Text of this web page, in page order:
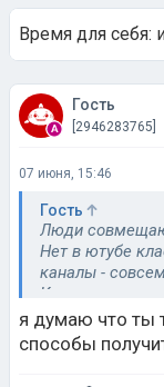
Время для себя:
Гость
[2946283765]
07 июня, 15:46
Гость
Люди
Нет в ютубе
каналы -
Классика дает
классика.
В детстве и
Если не читает
я думаю что ты
способы